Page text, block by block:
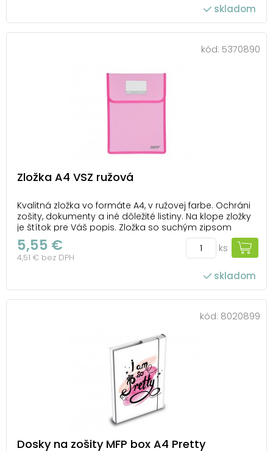
skladom
kód: 5370890
Zložka A4 VSZ ružová
Kvalitná zložka vo formáte A4, v ružovej farbe. Ochráni
zošity, dokumenty a iné dôležité listiny. Na klope zložky
je štítok pre Váš popis. Zložka so suchým zipsom
zaistí, aby sa obsah nikde nerozsypal alebo nezničil.
Okraje zložky sú prešité. Materiál: PP Bava: ružová
Uvedená cena je za 1 ks.
5,55 €
4,51 € bez DPH
ks
skladom
kód: 8020899
Dosky na zošity MFP box A4 Pretty